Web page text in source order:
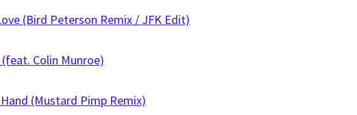
(Bird Peterson Remix / JFK Edit)
(feat. Colin Munroe)
(Mustard Pimp Remix)